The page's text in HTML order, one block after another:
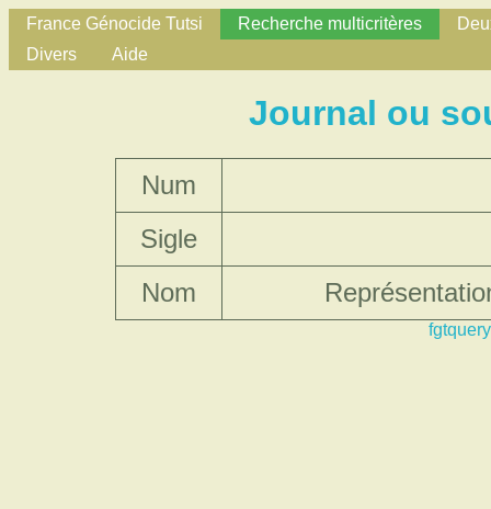
France Génocide Tutsi Recherche multicritères
Divers
Aide
Journal ou
Num
Sigle
Nom